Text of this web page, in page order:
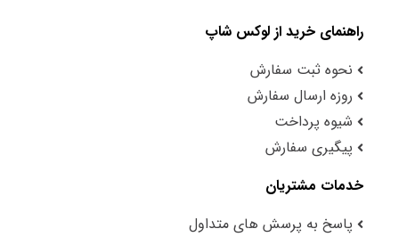
راهنمای خرید از لوکس شاپ
نحوه ثبت سفارش
روزه ارسال سفارش
شیوه پرداخت
پیگیری سفارش
خدمات مشتریان
پاسخ به پرسش های متداول